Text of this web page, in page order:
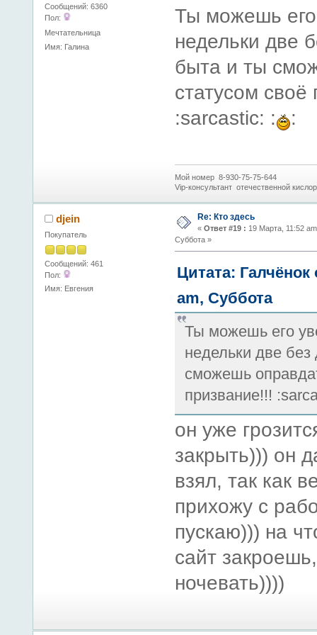
Сообщений: 6360
Пол:
Мечтательница
Имя: Галина
Ты можешь
недельки две
быта и ты
статусом своё
:sarcastic: :
:
Мой номер 8-930-75-75-644
Vip-консультант отечественной
djein
Покупатель
Сообщений: 461
Пол:
Имя: Евгения
Re: Кто здесь
« Ответ #19 : 19 Марта, 11:52
Суббота »
Цитата:
am, Суббота
Ты можешь его
недельки две
сможешь
призвание!!!
он уже
закрыть))) он
взял, так как
прихожу с
пускаю))) на
сайт
ночевать))))